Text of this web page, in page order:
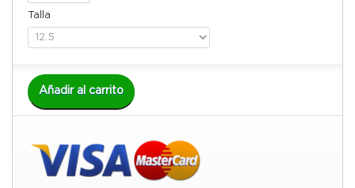
Talla
Añadir al carrito